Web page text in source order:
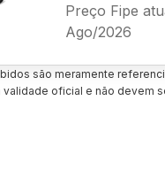
Preço Fipe
Ago/2026
são meramente
oficial e não devem